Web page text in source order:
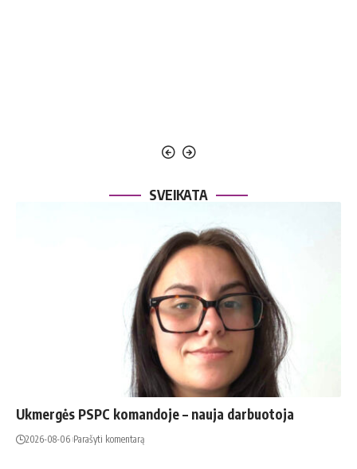
SVEIKATA
Ukmergės PSPC komandoje – nauja darbuotoja
2026-08-06 Parašyti komentarą